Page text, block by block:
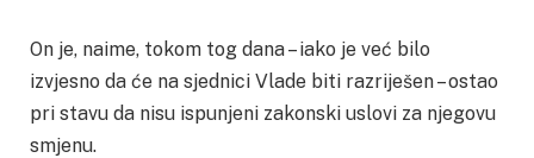
On je, naime, tokom tog dana – iako je već bilo
izvjesno da će na sjednici Vlade biti razriješen – ostao
pri stavu da nisu ispunjeni zakonski uslovi za njegovu
smjenu.